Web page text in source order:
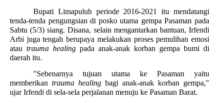
Bupati Limapuluh periode 2016-2021 itu mendatangi
tenda-tenda pengungsian di posko utama gempa Pasaman pada
Sabtu (5/3) siang. Disana, selain mengantarkan bantuan, Irfendi
Arbi juga tengah berupaya melakukan proses pemulihan emosi
atau trauma healing pada anak-anak korban gempa bumi di
daerah itu.
"Sebenarnya tujuan utama ke Pasaman yaitu
memberikan trauma healing bagi anak-anak korban gempa,"
ujar Irfendi di sela-sela perjalanan menuju ke Pasaman Barat.